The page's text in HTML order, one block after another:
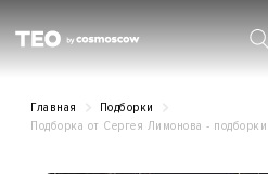
Главная
Подборки
Подборка от Сергея Лимонова -